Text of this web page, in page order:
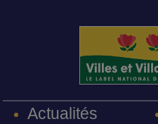
Actualités